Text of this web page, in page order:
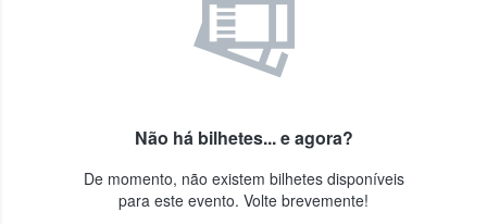
Não há bilhetes... e agora?
De momento, não existem bilhetes disponíveis
para este evento. Volte brevemente!